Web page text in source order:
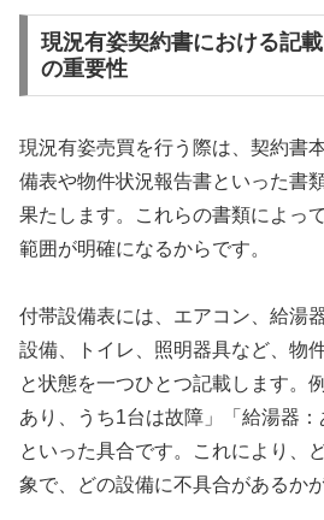
現況有姿契約書における記
の重要性
現況有姿売買を行う際は、契約書
備表や物件状況報告書といった書
果たします。これらの書類によっ
範囲が明確になるからです。
付帯設備表には、エアコン、給湯
設備、トイレ、照明器具など、物
と状態を一つひとつ記載します。
あり、うち1台は故障」「給湯器：
といった具合です。これにより、
象で、どの設備に不具合があるか